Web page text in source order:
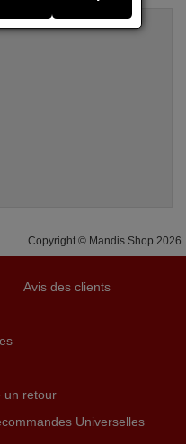
Copyright © Mandis Shop 2026
Avis des clients
un retour
Universelles